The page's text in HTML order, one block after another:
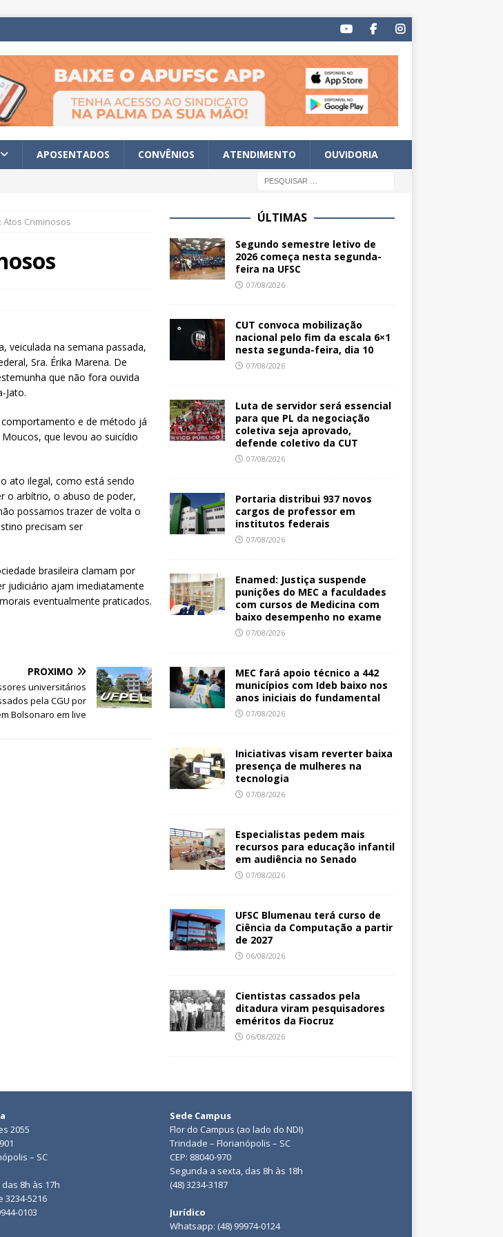
APOSENTADOS CONVÊNIOS ATENDIMENTO OUVIDORIA
Criminosos
veiculada na semana passada,
Sra. Érika Marena. De
que não fora ouvida
Jato.
e de método já
que levou ao suicídio
ato ilegal, como está sendo
o arbítrio, o abuso de poder,
possamos trazer de volta o
precisam ser
brasileira clamam por
judiciário ajam imediatamente
eventualmente praticados.
PRÓXIMO
universitários
pela CGU por
Bolsonaro em live
ÚLTIMAS
Segundo semestre letivo de
2026 começa nesta segunda-
feira na UFSC
07/08/2026
CUT convoca mobilização
nacional pelo fim da escala 6×1
nesta segunda-feira, dia 10
07/08/2026
Luta de servidor será essencial
para que PL da negociação
coletiva seja aprovado,
defende coletivo da CUT
07/08/2026
Portaria distribui 937 novos
cargos de professor em
institutos federais
07/08/2026
Enamed: Justiça suspende
punições do MEC a faculdades
com cursos de Medicina com
baixo desempenho no exame
07/08/2026
MEC fará apoio técnico a 442
municípios com Ideb baixo nos
anos iniciais do fundamental
07/08/2026
Iniciativas visam reverter baixa
presença de mulheres na
tecnologia
07/08/2026
Especialistas pedem mais
recursos para educação infantil
em audiência no Senado
07/08/2026
UFSC Blumenau terá curso de
Ciência da Computação a partir
de 2027
06/08/2026
Cientistas cassados pela
ditadura viram pesquisadores
eméritos da Fiocruz
06/08/2026
2055
– SC
8h às 17h
3234-5216
0103
Sede Campus
Flor do Campus (ao lado do NDI)
Trindade – Florianópolis – SC
CEP: 88040-970
Segunda a sexta, das 8h às 18h
(48) 3234-3187
Jurídico
Whatsapp: (48) 99974-0124